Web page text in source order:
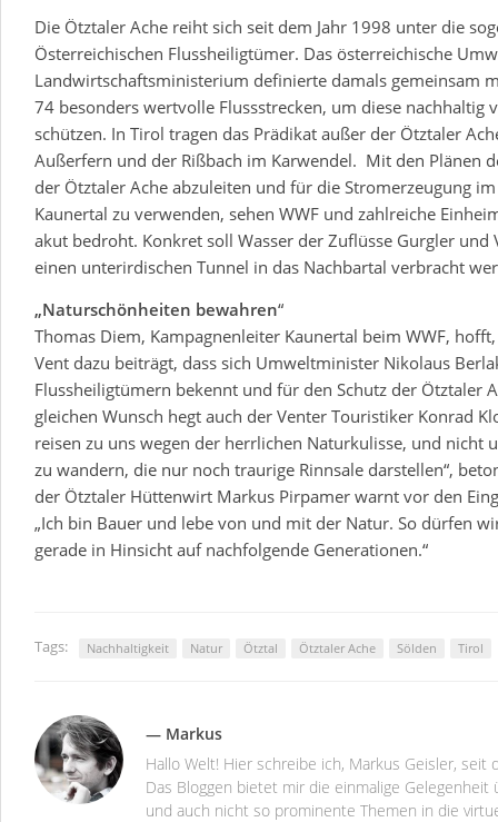
Die Ötztaler Ache reiht sich seit dem Jahr 1998 unter die
Österreichischen Flussheiligtümer. Das österreichische
Landwirtschaftsministerium definierte damals gemeinsam
74 besonders wertvolle Flussstrecken, um diese nachhaltig
schützen. In Tirol tragen das Prädikat außer der Ötztaler
Außerfern und der Rißbach im Karwendel. Mit den Plänen
der Ötztaler Ache abzuleiten und für die Stromerzeugung
Kaunertal zu verwenden, sehen WWF und zahlreiche
akut bedroht. Konkret soll Wasser der Zuflüsse Gurgler und
einen unterirdischen Tunnel in das Nachbartal verbracht
„Naturschönheiten bewahren“
Thomas Diem, Kampagnenleiter Kaunertal beim WWF,
Vent dazu beiträgt, dass sich Umweltminister Nikolaus
Flussheiligtümern bekennt und für den Schutz der Ötztaler
gleichen Wunsch hegt auch der Venter Touristiker Konrad
reisen zu uns wegen der herrlichen Naturkulisse, und nicht
zu wandern, die nur noch traurige Rinnsale darstellen“,
der Ötztaler Hüttenwirt Markus Pirpamer warnt vor den
„Ich bin Bauer und lebe von und mit der Natur. So dürfen
gerade in Hinsicht auf nachfolgende Generationen.“
Tags: Nachhaltigkeit Natur Ötztal Ötztaler Ache Sölden Tirol
— Markus
Hallo Welt! Hier schreibe ich, Markus Geisler,
Das Bloggen bietet mir die einmalige
und auch nicht so prominente Themen in die